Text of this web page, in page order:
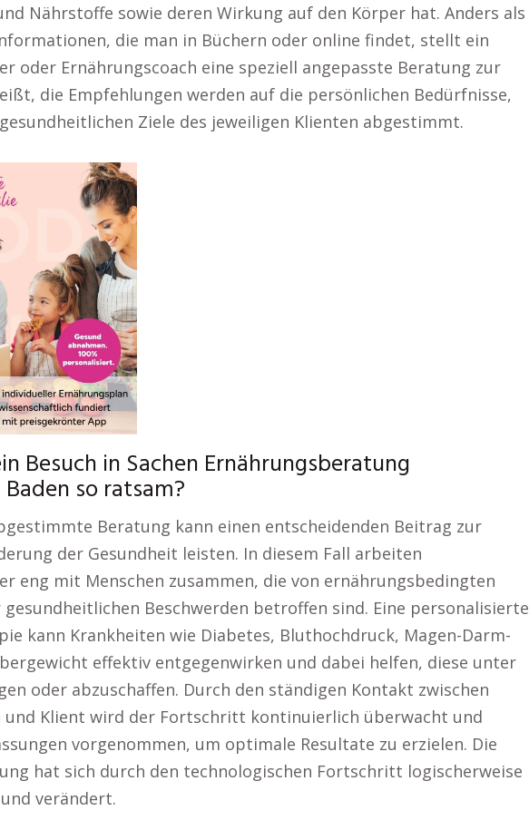
Nährstoffe sowie deren Wirkung auf den Körper hat. Anders als
die man in Büchern oder online findet, stellt ein
oder Ernährungscoach eine speziell angepasste Beratung zur
die Empfehlungen werden auf die persönlichen Bedürfnisse,
Ziele des jeweiligen Klienten abgestimmt.
Besuch in Sachen Ernährungsberatung
so ratsam?
Beratung kann einen entscheidenden Beitrag zur
der Gesundheit leisten. In diesem Fall arbeiten
eng mit Menschen zusammen, die von ernährungsbedingten
Beschwerden betroffen sind. Eine personalisierte
kann Krankheiten wie Diabetes, Bluthochdruck, Magen-Darm-
effektiv entgegenwirken und dabei helfen, diese unter
oder abzuschaffen. Durch den ständigen Kontakt zwischen
und Klient wird der Fortschritt kontinuierlich überwacht und
vorgenommen, um optimale Resultate zu erzielen. Die
hat sich durch den technologischen Fortschritt logischerweise
verändert.